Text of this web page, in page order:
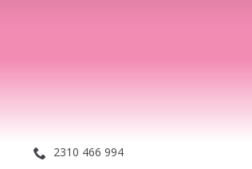
2310 466 994